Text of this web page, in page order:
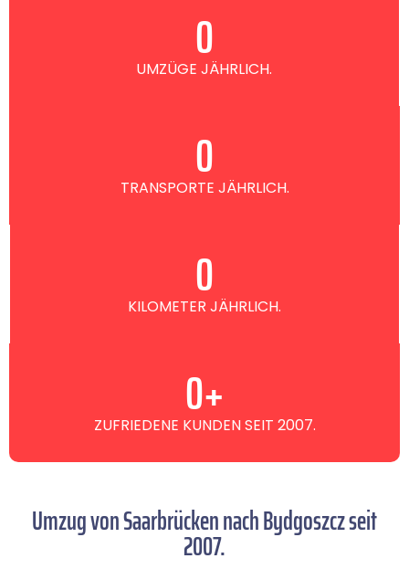
UMZÜGE JÄHRLICH.
0
TRANSPORTE JÄHRLICH.
0
KILOMETER JÄHRLICH.
0
ZUFRIEDENE KUNDEN SEIT 2007.
0+
Umzug von Saarbrücken nach Bydgoszcz seit
2007.